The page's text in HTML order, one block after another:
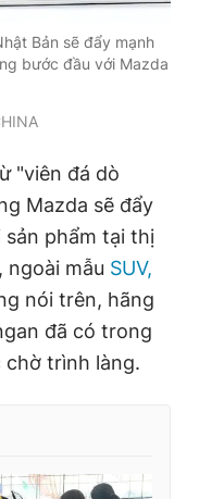
Bản sẽ đẩy mạnh
bước đầu với Mazda
"viên đá dò
Mazda sẽ đẩy
sản phẩm tại thị
ngoài mẫu SUV,
nói trên, hãng
đã có trong
chờ trình làng.